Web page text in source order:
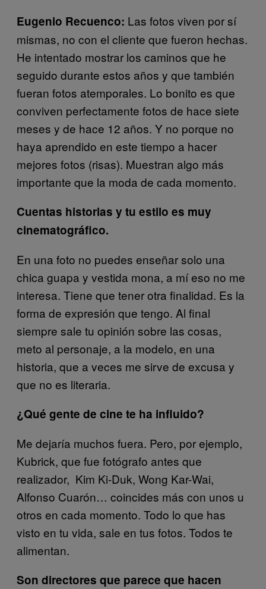
Eugenio Recuenco: Las fotos viven por sí
mismas, no con el cliente que fueron hechas.
He intentado mostrar los caminos que he
seguido durante estos años y que también
fueran fotos atemporales. Lo bonito es que
conviven perfectamente fotos de hace siete
meses y de hace 12 años. Y no porque no
haya aprendido en este tiempo a hacer
mejores fotos (risas). Muestran algo más
importante que la moda de cada momento.
Cuentas historias y tu estilo es muy
cinematográfico.
En una foto no puedes enseñar solo una
chica guapa y vestida mona, a mí eso no me
interesa. Tiene que tener otra finalidad. Es la
forma de expresión que tengo. Al final
siempre sale tu opinión sobre las cosas,
meto al personaje, a la modelo, en una
historia, que a veces me sirve de excusa y
que no es literaria.
¿Qué gente de cine te ha influido?
Me dejaría muchos fuera. Pero, por ejemplo,
Kubrick, que fue fotógrafo antes que
realizador, Kim Ki-Duk, Wong Kar-Wai,
Alfonso Cuarón… coincides más con unos u
otros en cada momento. Todo lo que has
visto en tu vida, sale en tus fotos. Todos te
alimentan.
Son directores que parece que hacen